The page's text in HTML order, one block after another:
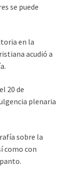
se puede
en la
acudió a
20 de
plenaria
sobre la
como con